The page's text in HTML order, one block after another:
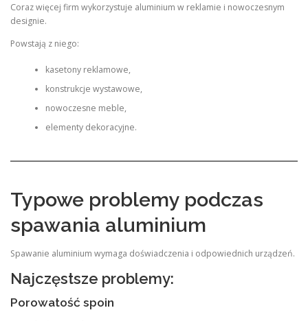
Coraz więcej firm wykorzystuje aluminium w reklamie i nowoczesnym
designie.
Powstają z niego:
kasetony reklamowe,
konstrukcje wystawowe,
nowoczesne meble,
elementy dekoracyjne.
Typowe problemy podczas
spawania aluminium
Spawanie aluminium wymaga doświadczenia i odpowiednich urządzeń.
Najczęstsze problemy:
Porowatość spoin